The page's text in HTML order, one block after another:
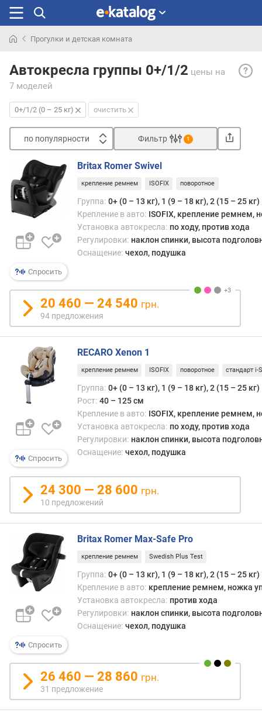
раньше
Прогулки и детская комната
Автокресла группы 0+/1/2 цены на
7 моделей
0+/1/
(0
—
—
0+,
лет).
такие
0+/1/2 (0 – 25 кг) очистить
по популярности
п
о
п
у
л
р
н
с
о
т
д
е
ш
е
в
х
к
д
о
р
о
и
м
о
о
г
и
х
к
д
Фильтр 1
Спросить
Britax Romer Swivel
крепление ремнем ISOFIX поворотное
Группа: 0+ (0 – 13 кг), 1 (9 – 18 кг), 2 (15 – 25 кг)
Крепление в авто: ISOFIX, крепление ремнем,
Установка автокресла: по ходу, против хода
Регулировки: наклон спинки, высота
Оснащение: чехол, подушка
20 460 — 24 540 грн.
94 предложения
Спросить
RECARO Xenon 1
крепление ремнем ISOFIX поворотное стандарт i-
Группа: 0+ (0 – 13 кг), 1 (9 – 18 кг), 2 (15 – 25 кг)
Рост: 40 – 125 см
Крепление в авто: ISOFIX, крепление ремнем,
Установка автокресла: по ходу, против хода
Регулировки: наклон спинки, высота
Оснащение: чехол, подушка
24 300 — 28 600 грн.
10 предложений
Спросить
Britax Romer Max-Safe Pro
крепление ремнем Swedish Plus Test
Группа: 0+ (0 – 13 кг), 1 (9 – 18 кг), 2 (15 – 25 кг)
Крепление в авто: крепление ремнем, ножка
Установка автокресла: против хода
Регулировки: наклон спинки, высота
Оснащение: чехол, подушка
26 460 — 28 860 грн.
31 предложение